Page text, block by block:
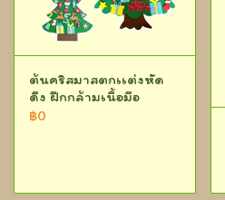
ต้นคริสมาสตกเเต่งหัด
ดึง ฝึกกล้ามเนื้อมือ
฿0